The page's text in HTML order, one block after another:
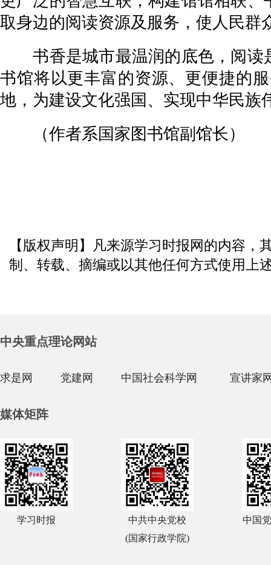
取身边的阅读资源及服务，使人民群
书香是城市最温润的底色，阅读
书馆将以更丰富的资源、更便捷的
地，为建设文化强国、实现中华民族
（作者系国家图书馆副馆长）
【版权声明】凡来源学习时报网的内容
制、转载、摘编或以其他任何方式使用上
中央重点理论网站
求是网 党建网 中国社会科学网 宣讲家
媒体矩阵
学习时报
中共中央党校
(国家行政学院)
中国